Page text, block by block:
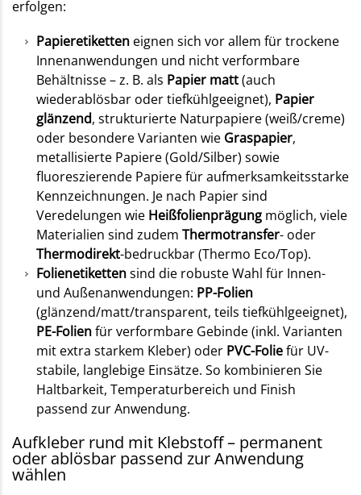
erfolgen:
Papieretiketten eignen sich vor allem für trockene
Innenanwendungen und nicht verformbare
Behältnisse – z. B. als Papier matt(auch
wiederablösbar oder tiefkühlgeeignet), Papier
glänzend, strukturierte Naturpapiere (weiß/creme)
oder besondere Varianten wie Graspapier,
metallisierte Papiere (Gold/Silber) sowie
fluoreszierende Papiere für aufmerksamkeitsstarke
Kennzeichnungen. Je nach Papier sind
Veredelungen wie Heißfolienprägung möglich, viele
Materialien sind zudem Thermotransfer- oder
Thermodirekt-bedruckbar (Thermo Eco/Top).
Folienetikettensind die robuste Wahl für Innen-
und Außenanwendungen: PP-Folien
(glänzend/matt/transparent, teils tiefkühlgeeignet),
PE-Folienfür verformbare Gebinde (inkl. Varianten
mit extra starkem Kleber) oder PVC-Foliefür UV-
stabile, langlebige Einsätze. So kombinieren Sie
Haltbarkeit, Temperaturbereich und Finish
passend zur Anwendung.
Aufkleber rund mit Klebstoff – permanent
oder ablösbar passend zur Anwendung
wählen